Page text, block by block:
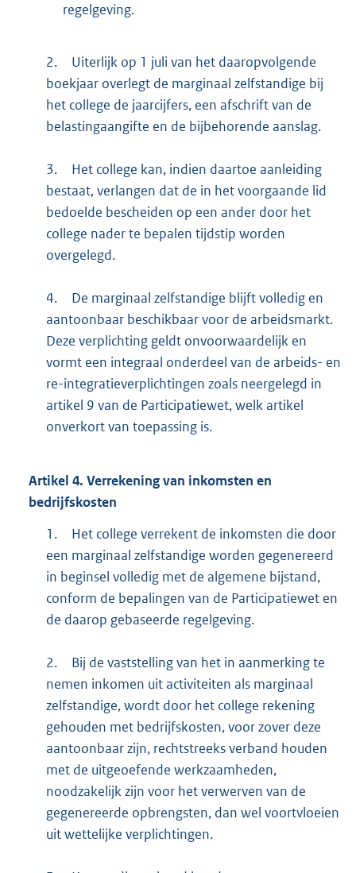
regelgeving.
2.
Uiterlijk op 1 juli van het daaropvolgende
boekjaar overlegt de marginaal zelfstandige bij
het college de jaarcijfers, een afschrift van de
belastingaangifte en de bijbehorende aanslag.
3.
Het college kan, indien daartoe aanleiding
bestaat, verlangen dat de in het voorgaande lid
bedoelde bescheiden op een ander door het
college nader te bepalen tijdstip worden
overgelegd.
4.
De marginaal zelfstandige blijft volledig en
aantoonbaar beschikbaar voor de arbeidsmarkt.
Deze verplichting geldt onvoorwaardelijk en
vormt een integraal onderdeel van de arbeids- en
re-integratieverplichtingen zoals neergelegd in
artikel 9 van de Participatiewet, welk artikel
onverkort van toepassing is.
Artikel 4. Verrekening van inkomsten en
bedrijfskosten
1.
Het college verrekent de inkomsten die door
een marginaal zelfstandige worden gegenereerd
in beginsel volledig met de algemene bijstand,
conform de bepalingen van de Participatiewet en
de daarop gebaseerde regelgeving.
2.
Bij de vaststelling van het in aanmerking te
nemen inkomen uit activiteiten als marginaal
zelfstandige, wordt door het college rekening
gehouden met bedrijfskosten, voor zover deze
aantoonbaar zijn, rechtstreeks verband houden
met de uitgeoefende werkzaamheden,
noodzakelijk zijn voor het verwerven van de
gegenereerde opbrengsten, dan wel voortvloeien
uit wettelijke verplichtingen.